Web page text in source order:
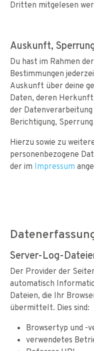
Dritten mitgelesen
Auskunft,
Du hast im Rahmen
Bestimmungen
Auskunft über deine
Daten, deren
der
Berichtigung,
Hierzu sowie zu
personenbezogene
der im Impressum
Server-Log-
Der Provider der
automatisch
Dateien, die Ihr
übermittelt. Dies sind:
Browsertyp und -
verwendetes